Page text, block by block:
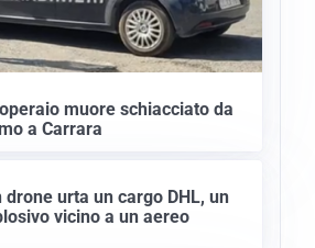
muore schiacciato da
a Carrara
urta un cargo DHL, un
vicino a un aereo